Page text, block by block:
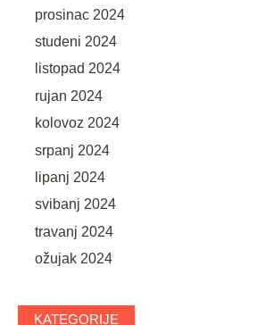
prosinac 2024
studeni 2024
listopad 2024
rujan 2024
kolovoz 2024
srpanj 2024
lipanj 2024
svibanj 2024
travanj 2024
ožujak 2024
KATEGORIJE